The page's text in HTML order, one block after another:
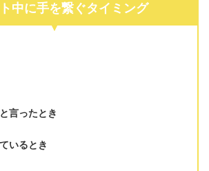
中に手を繋ぐタイミング
言ったとき
いるとき